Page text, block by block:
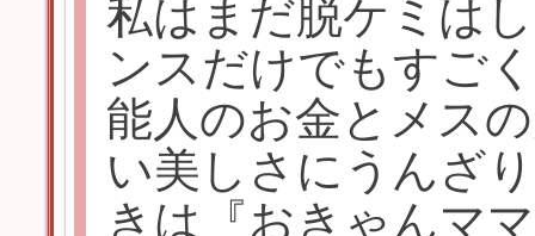
私はまだ脱ケミは
ンスだけでもすご
能人のお金とメス
い美しさにうんざ
きは『おきゃんマ